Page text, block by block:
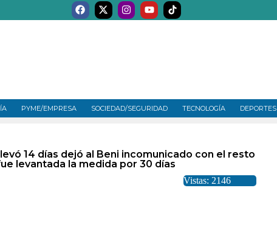
PYME/EMPRESA SOCIEDAD/SEGURIDAD TECNOLOGÍA DEPORTES
14 días dejó al Beni incomunicado con el resto
levantada la medida por 30 días
Vistas: 2146